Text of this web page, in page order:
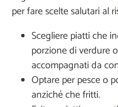
per fare scelte salutari al
Scegliere piatti che
porzione di verdure
accompagnati da
Optare per pesce o
anziché che fritti.